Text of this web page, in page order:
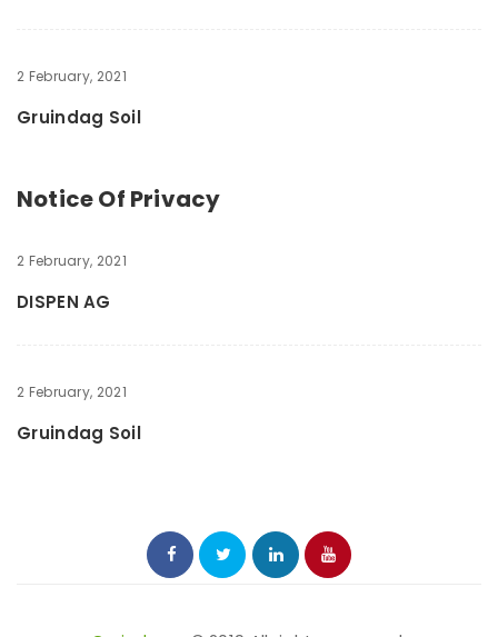
2 February, 2021
Gruindag Soil
Notice Of Privacy
2 February, 2021
DISPEN AG
2 February, 2021
Gruindag Soil